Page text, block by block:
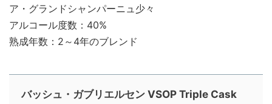
ア・グランドシャンパーニュ少々
アルコール度数：40%
熟成年数：2～4年のブレンド
バッシュ・ガブリエルセン VSOP Triple Cask